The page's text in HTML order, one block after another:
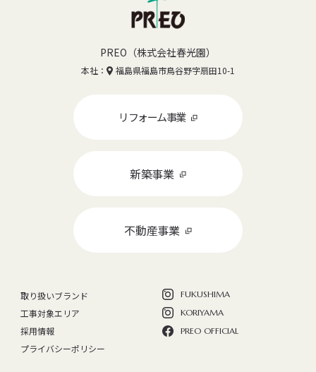
PREO（株式会社春光園）
本社： 福島県福島市鳥谷野字扇田10-1
リフォーム事業
新築事業
不動産事業
取り扱いブランド
工事対象エリア
採用情報
プライバシーポリシー
FUKUSHIMA
KORIYAMA
PREO OFFICIAL